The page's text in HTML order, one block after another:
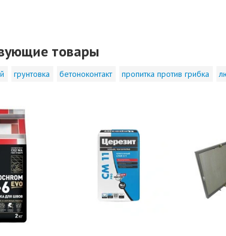
товары
грунтовка бетоноконтакт пропитка против грибка